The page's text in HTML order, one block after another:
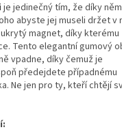
je jedinečný tím, že díky
abyste jej museli držet v
magnet, díky kterému
Tento elegantní gumový
vpadne, díky čemuž je
předejdete případnému
Ne jen pro ty, kteří chtějí